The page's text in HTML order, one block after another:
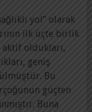
yol” olarak
ilk üçte birlik
oldukları,
geniş
Bu
güçten
Buna